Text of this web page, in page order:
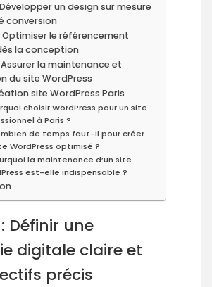
un design sur mesure
conversion
Optimiser le référencement
la conception
Assurer la maintenance et
du site WordPress
site WordPress Paris
choisir WordPress pour un site
à Paris ?
de temps faut-il pour créer
WordPress optimisé ?
la maintenance d’un site
est-elle indispensable ?
Définir une
digitale claire et
précis